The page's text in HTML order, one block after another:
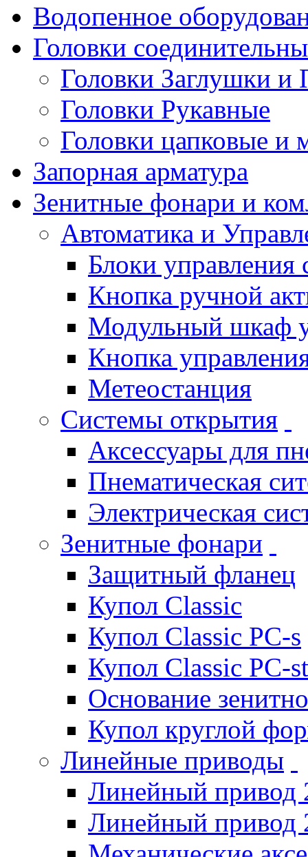
Водопенное
Головки
Головки Заглушки и
Головки Рукавные
Головки цапковые и
Запорная арматура
Зенитные фонари и
Автоматика и
Блоки
Кнопка ручной
Модульный шкаф
Кнопка
Метеостанция
Системы открытия
Аксессуары для
Пнематическая
Электрическая
Зенитные фонари
Защитный фланец
Купол Classic
Купол Classic PC-s
Купол Classic PC-st
Основание
Купол круглой
Линейные приводы
Линейный привод
Линейный привод